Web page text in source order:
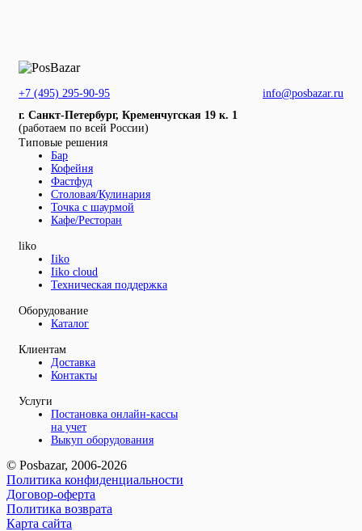
+7 (495) 295-90-95
info@posbazar.ru
г. Санкт-Петербург, Кременчугская 19 к. 1
(работаем по всей России)
Типовые решения
Бар
Кофейня
Фастфуд
Столовая/Кулинария
Точка с шаурмой
Кафе/Ресторан
liko
Iiko
Iiko cloud
Техническая поддержка
Оборудование
Каталог
Клиентам
Доставка
Контакты
Услуги
Постановка онлайн-кассы
на учет
Выкуп оборудования
© Posbazar, 2006-2026
Политика конфиденциальности
Договор-оферта
Политика возврата
Карта сайта